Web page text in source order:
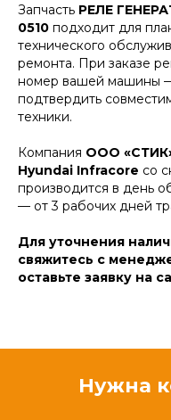
Запчасть РЕЛЕ
0510 подходит для
технического
ремонта. При заказе
номер вашей машины
подтвердить
техники.
Компания ООО
Hyundai Infracore со
производится в день
— от 3 рабочих дней
Для уточнения
свяжитесь с
оставьте заявку на
Нужна